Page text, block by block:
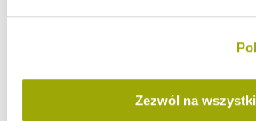
Zezwól na
*pomiń, jeśli gotujesz dla małego
#kaszki ze strączkami #kaszki z